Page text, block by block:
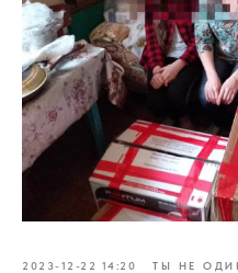
2023-12-22 14:20 ТЫ НЕ